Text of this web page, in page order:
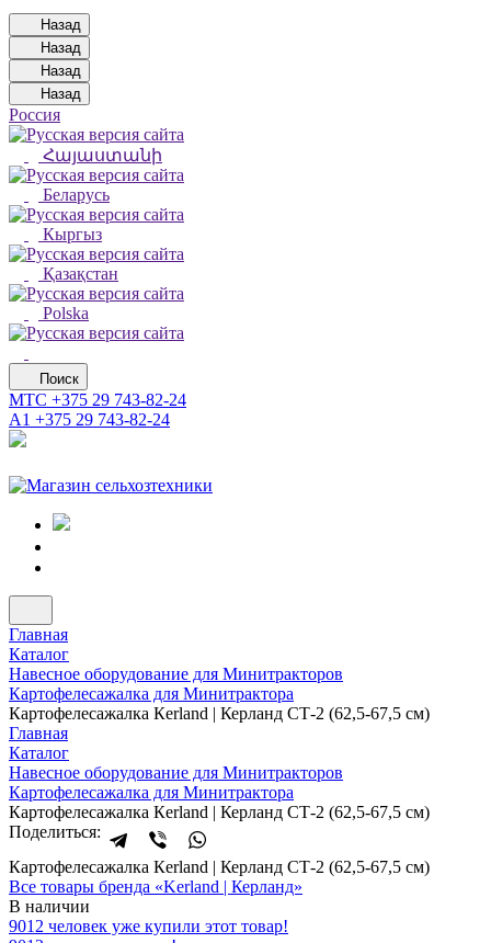
Назад
Назад
Назад
Назад
Россия
Հայաստանի
Беларусь
Кыргыз
Қазақстан
Polska
Поиск
МТС +375 29 743-82-24
А1 +375 29 743-82-24
Главная
Каталог
Навесное оборудование для Минитракторов
Картофелесажалка для Минитрактора
Картофелесажалка Кerland | Керланд СТ-2 (62,5-67,5 см)
Главная
Каталог
Навесное оборудование для Минитракторов
Картофелесажалка для Минитрактора
Картофелесажалка Кerland | Керланд СТ-2 (62,5-67,5 см)
Поделиться:
Картофелесажалка Кerland | Керланд СТ-2 (62,5-67,5 см)
Все товары бренда «Kerland | Керланд»
В наличии
9012 человек уже купили этот товар!